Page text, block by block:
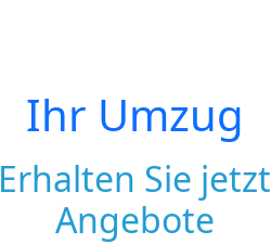
Ihr Umzug
Erhalten Sie jetzt
Angebote